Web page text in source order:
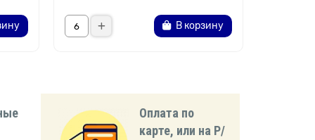
В корзину
Оплата по
карте, или на Р/